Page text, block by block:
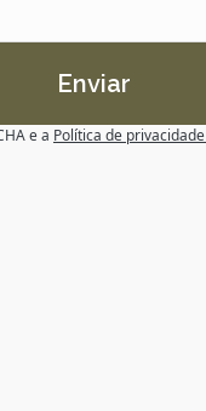
Enviar
e a Política de privacidade